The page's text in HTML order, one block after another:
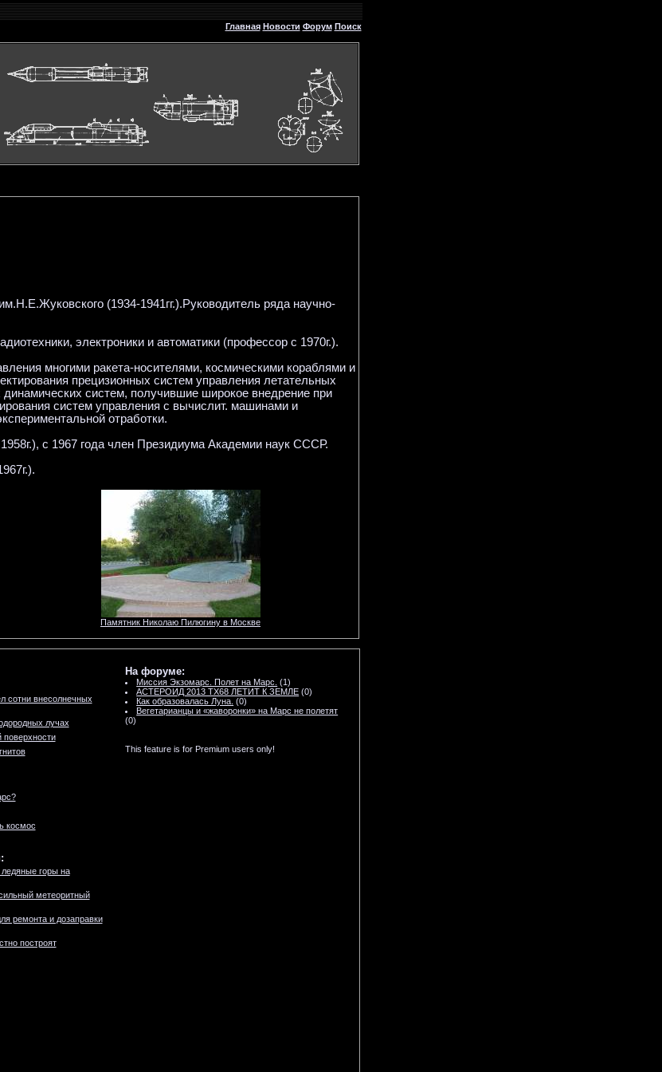
Главная Новости Форум Поиск
(1934-1941гг.).Руководитель ряда научно-
электроники и автоматики (профессор с 1970г.).
многими ракета-носителями, космическими кораблями и
прецизионных систем управления летательных
систем, получившие широкое внедрение при
систем управления с вычислит. машинами и
отработки.
с 1967 года член Президиума Академии наук СССР.
Памятник Николаю Пилюгину в Москве
сотни внесолнечных
лучах
космос
горы на
метеоритный
ремонта и дозаправки
построят
На форуме:
Миссия Экзомарс. Полет на Марс. (1)
АСТЕРОИД 2013 TX68 ЛЕТИТ К ЗЕМЛЕ (0)
Как образовалась Луна. (0)
Вегетарианцы и «жаворонки» на Марс не полетят
(0)
This feature is for Premium users only!